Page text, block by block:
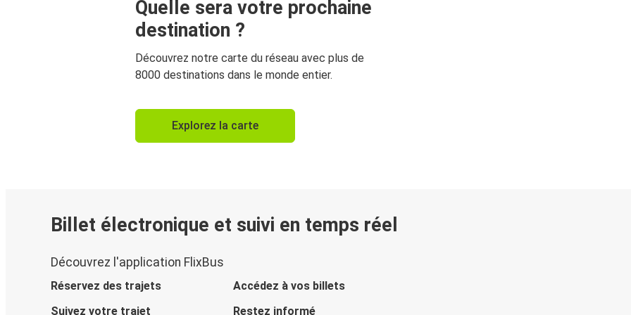
Quelle sera votre prochaine
destination ?
Découvrez notre carte du réseau avec plus de
8000 destinations dans le monde entier.
Explorez la carte
Billet électronique et suivi en temps réel
Découvrez l'application FlixBus
Réservez des trajets
Accédez à vos billets
Suivez votre trajet
Restez informé